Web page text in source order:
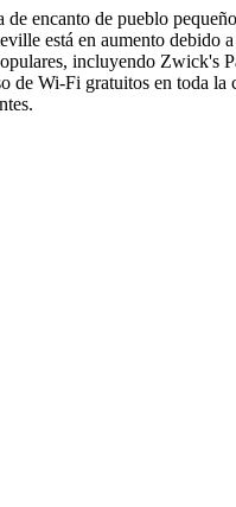
encanto de pueblo
está en aumento
incluyendo
de Wi-Fi gratuitos en toda